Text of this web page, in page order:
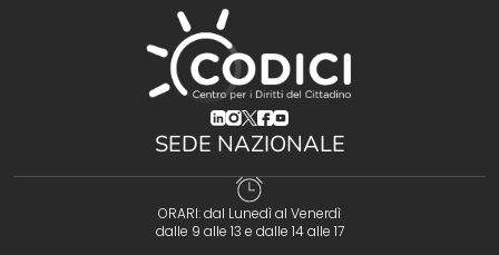
(opens in a new tab)
(opens in a new tab)
(opens in a new tab)
(opens in a new tab)
(opens in a new tab)
SEDE NAZIONALE
ORARI: dal Lunedì al Venerdì
dalle 9 alle 13 e dalle 14 alle 17